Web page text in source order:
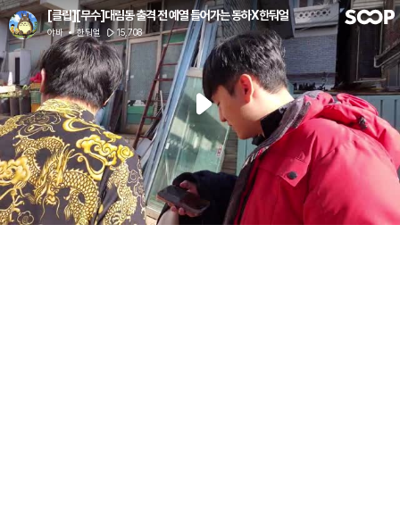
[클립][무수]대림동 출격 전 예열 들어가는 동하X한둬얼
야바 한둬얼 15,708